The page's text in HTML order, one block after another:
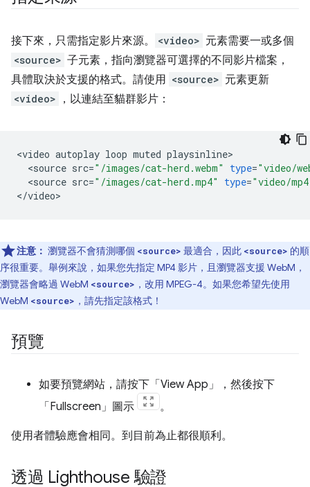
接下來，只需指定影片來源。 <video> 元素需要一或多個
<source> 子元素，指向瀏覽器可選擇的不同影片檔案，
具體取決於支援的格式。請使用 <source> 元素更新
<video> ，以連結至貓群影片：
<video autoplay loop muted playsinline
<source src="/images/cat-herd.webm" type="video/
<source src="/images/cat-herd.mp4" type="video/
</video
注意： 瀏覽器不會猜測哪個 <source> 最適合，因此 <source> 的順
序很重要。舉例來說，如果您先指定 MP4 影片，且瀏覽器支援 WebM，
瀏覽器會略過 WebM <source> ，改用 MPEG-4。如果您希望先使用
WebM <source> ，請先指定該格式！
預覽
如要預覽網站，請按下「View App」
，然後按下
「Fullscreen」 圖示 。
使用者體驗應會相同。到目前為止都很順利。
透過 Lighthouse 驗證